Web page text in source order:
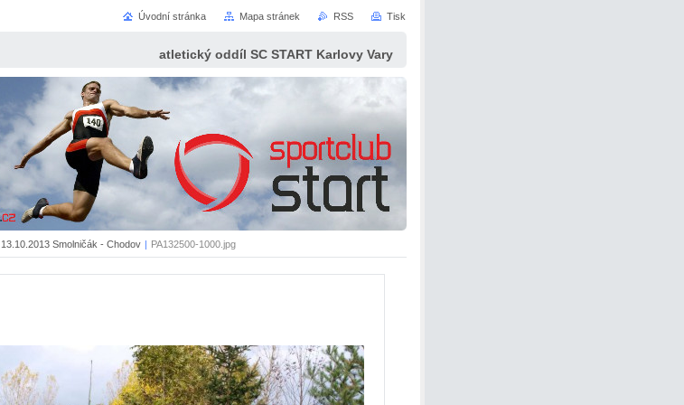
atletický oddíl SC START Karlovy Vary
13.10.2013 Smolničák - Chodov | PA132500-1000.jpg
Úvodní stránka Mapa stránek RSS Tisk